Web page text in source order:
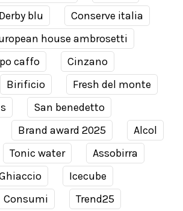
Derby blu
Conserve italia
house ambrosetti
caffo
Cinzano
Birificio
Fresh del monte
San benedetto
Brand award 2025
Alcol
Tonic water
Assobirra
Icecube
Consumi
Trend25